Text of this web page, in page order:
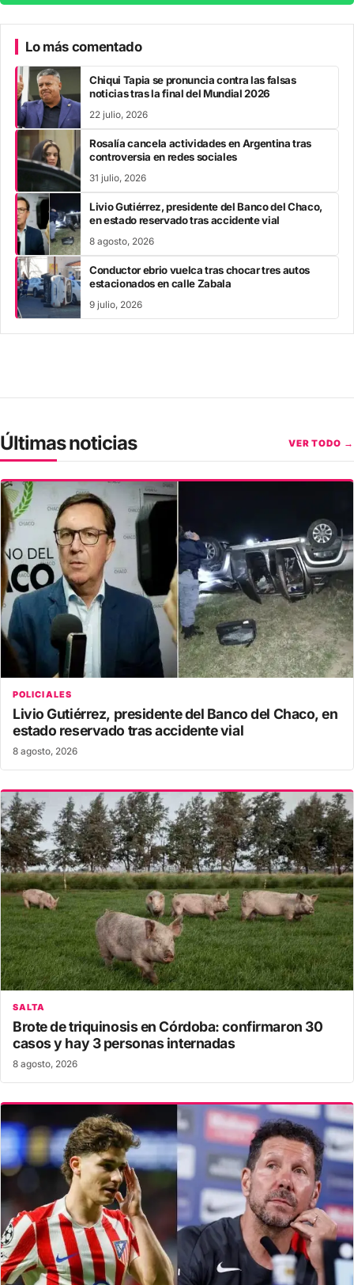
Lo más comentado
Chiqui Tapia se pronuncia contra las falsas
noticias tras la final del Mundial 2026
22 julio, 2026
Rosalía cancela actividades en Argentina tras
controversia en redes sociales
31 julio, 2026
Livio Gutiérrez, presidente del Banco del Chaco,
en estado reservado tras accidente vial
8 agosto, 2026
Conductor ebrio vuelca tras chocar tres autos
estacionados en calle Zabala
9 julio, 2026
Últimas noticias VER TODO →
POLICIALES
Livio Gutiérrez, presidente del Banco del Chaco, en
estado reservado tras accidente vial
8 agosto, 2026
SALTA
Brote de triquinosis en Córdoba: confirmaron 30
casos y hay 3 personas internadas
8 agosto, 2026